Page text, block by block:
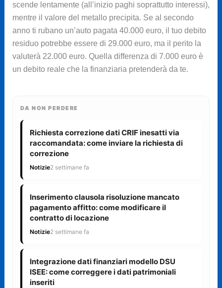
scende lentamente (all’inizio paghi soprattutto interessi),
mentre il valore del metallo precipita. Se al secondo
anno ti rubano un’auto pagata 40.000 euro, il tuo debito
residuo potrebbe essere di 29.000 euro, ma il perito la
valuterà 22.000 euro. Quella differenza di 7.000 euro è
un debito reale che la finanziaria pretenderà da te.
DA NON PERDERE
Richiesta correzione dati CRIF inesatti via
raccomandata: come inviare la richiesta di
correzione
Notizie2 settimane fa
Inserimento clausola risoluzione mancato
pagamento affitto: come modificare il
contratto di locazione
Notizie2 settimane fa
Integrazione dati finanziari modello DSU
ISEE: come correggere i dati patrimoniali
inseriti